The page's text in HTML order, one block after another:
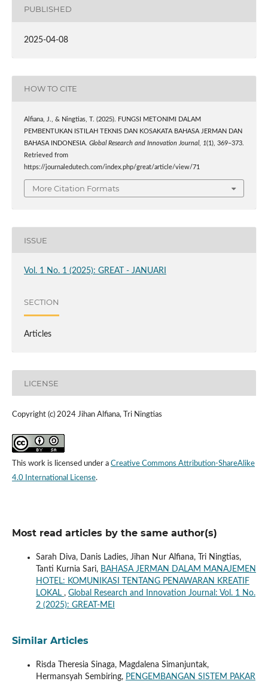
PUBLISHED
2025-04-08
HOW TO CITE
Alfiana, J., & Ningtias, T. (2025). FUNGSI METONIMI DALAM
PEMBENTUKAN ISTILAH TEKNIS DAN KOSAKATA BAHASA JERMAN DAN
BAHASA INDONESIA. Global Research and Innovation Journal, 1(1), 369–373.
Retrieved from
https://journaledutech.com/index.php/great/article/view/71
More Citation Formats
ISSUE
Vol. 1 No. 1 (2025): GREAT - JANUARI
SECTION
Articles
LICENSE
Copyright (c) 2024 Jihan Alfiana, Tri Ningtias
This work is licensed under a Creative Commons Attribution-ShareAlike
4.0 International License.
Most read articles by the same author(s)
Sarah Diva, Danis Ladies, Jihan Nur Alfiana, Tri Ningtias,
Tanti Kurnia Sari, BAHASA JERMAN DALAM MANAJEMEN
HOTEL: KOMUNIKASI TENTANG PENAWARAN KREATIF
LOKAL , Global Research and Innovation Journal: Vol. 1 No.
2 (2025): GREAT-MEI
Similar Articles
Risda Theresia Sinaga, Magdalena Simanjuntak,
Hermansyah Sembiring, PENGEMBANGAN SISTEM PAKAR